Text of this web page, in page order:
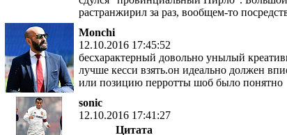
растранжирил за раз, вообщем-то
Monchi
12.10.2016 17:45:52
бесхарактерный довольно унылый
лучше кесси взять.он идеально должен
или позицию перротты шоб было понятно
sonic
12.10.2016 17:41:27
Цитата